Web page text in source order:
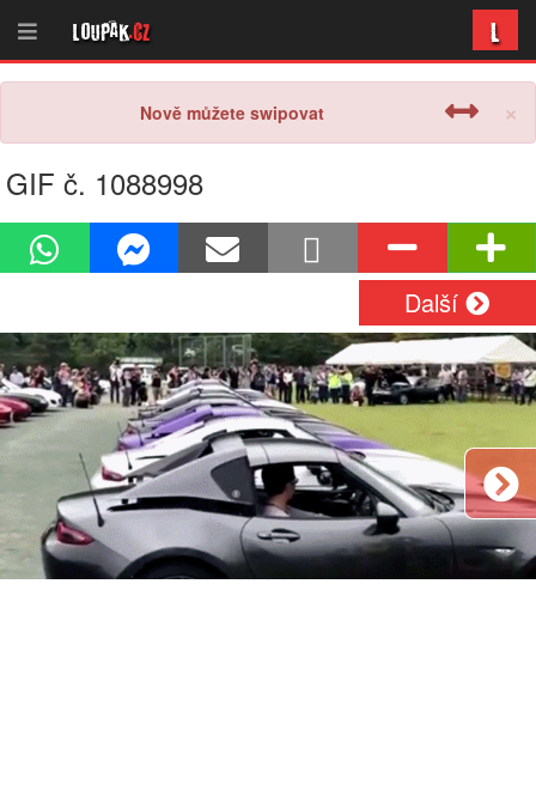
Loupak.cz L
×
Nově můžete swipovat
GIF č. 1088998
Další